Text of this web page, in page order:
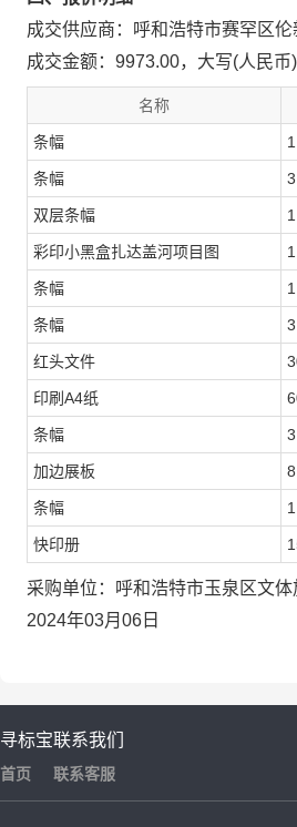
成交供应商：呼和浩特市赛罕区伦
成交金额：9973.00，大写(人民币
名称
条幅 1
条幅 3
双层条幅 1
彩印小黑盒扎达盖河项目图
条幅 1
条幅 3
红头文件
印刷A4纸
条幅 3
加边展板 8
条幅 1
快印册
采购单位：呼和浩特市玉泉区文体
2024年03月06日
寻标宝
首页
联系我们
联系客服